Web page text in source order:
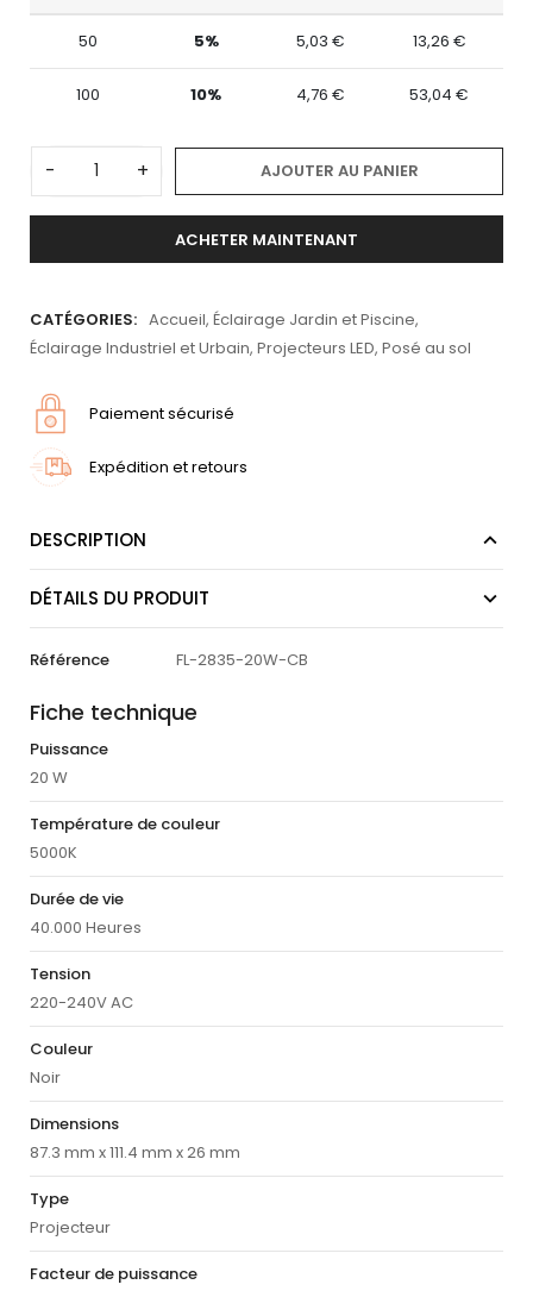
50 5% 5,03 € 13,26 €
100 10% 4,76 € 53,04 €
- + AJOUTER AU PANIER
ACHETER MAINTENANT
CATÉGORIES: Accueil, Éclairage Jardin et Piscine,
Éclairage Industriel et Urbain, Projecteurs LED, Posé au sol
Paiement sécurisé
Expédition et retours
DESCRIPTION
DÉTAILS DU PRODUIT
Référence FL-2835-20W-CB
Fiche technique
Puissance
20 W
Température de couleur
5000K
Durée de vie
40.000 Heures
Tension
220-240V AC
Couleur
Noir
Dimensions
87.3 mm x 111.4 mm x 26 mm
Type
Projecteur
Facteur de puissance